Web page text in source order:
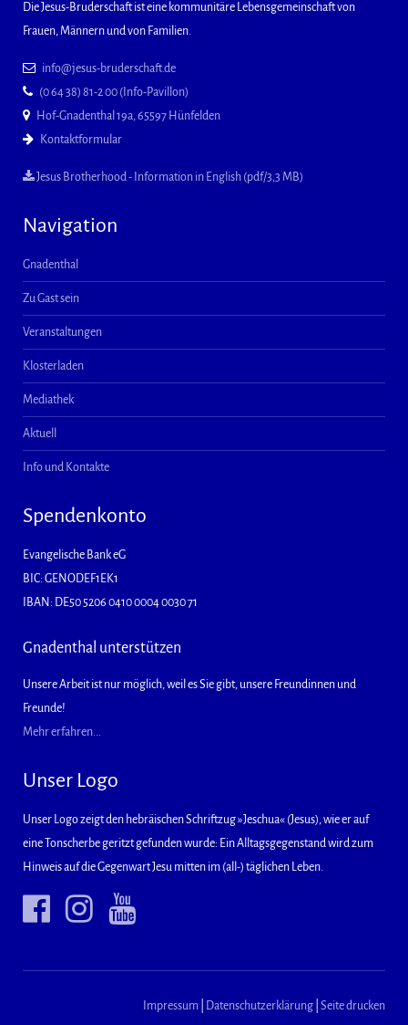
Die Jesus-Bruderschaft ist eine kommunitäre Lebensgemeinschaft von
Frauen, Männern und von Familien.
info@jesus-bruderschaft.de
(0 64 38) 81-2 00 (Info-Pavillon)
Hof-Gnadenthal 19a, 65597 Hünfelden
Kontaktformular
Jesus Brotherhood - Information in English (pdf/3,3 MB)
Navigation
Gnadenthal
Zu Gast sein
Veranstaltungen
Klosterladen
Mediathek
Aktuell
Info und Kontakte
Spendenkonto
Evangelische Bank eG
BIC: GENODEF1EK1
IBAN: DE50 5206 0410 0004 0030 71
Gnadenthal unterstützen
Unsere Arbeit ist nur möglich, weil es Sie gibt, unsere Freundinnen und
Freunde!
Mehr erfahren...
Unser Logo
Unser Logo zeigt den hebräischen Schriftzug »Jeschua« (Jesus), wie er auf
eine Tonscherbe geritzt gefunden wurde: Ein Alltagsgegenstand wird zum
Hinweis auf die Gegenwart Jesu mitten im (all-) täglichen Leben.
Impressum Datenschutzerklärung Seite drucken